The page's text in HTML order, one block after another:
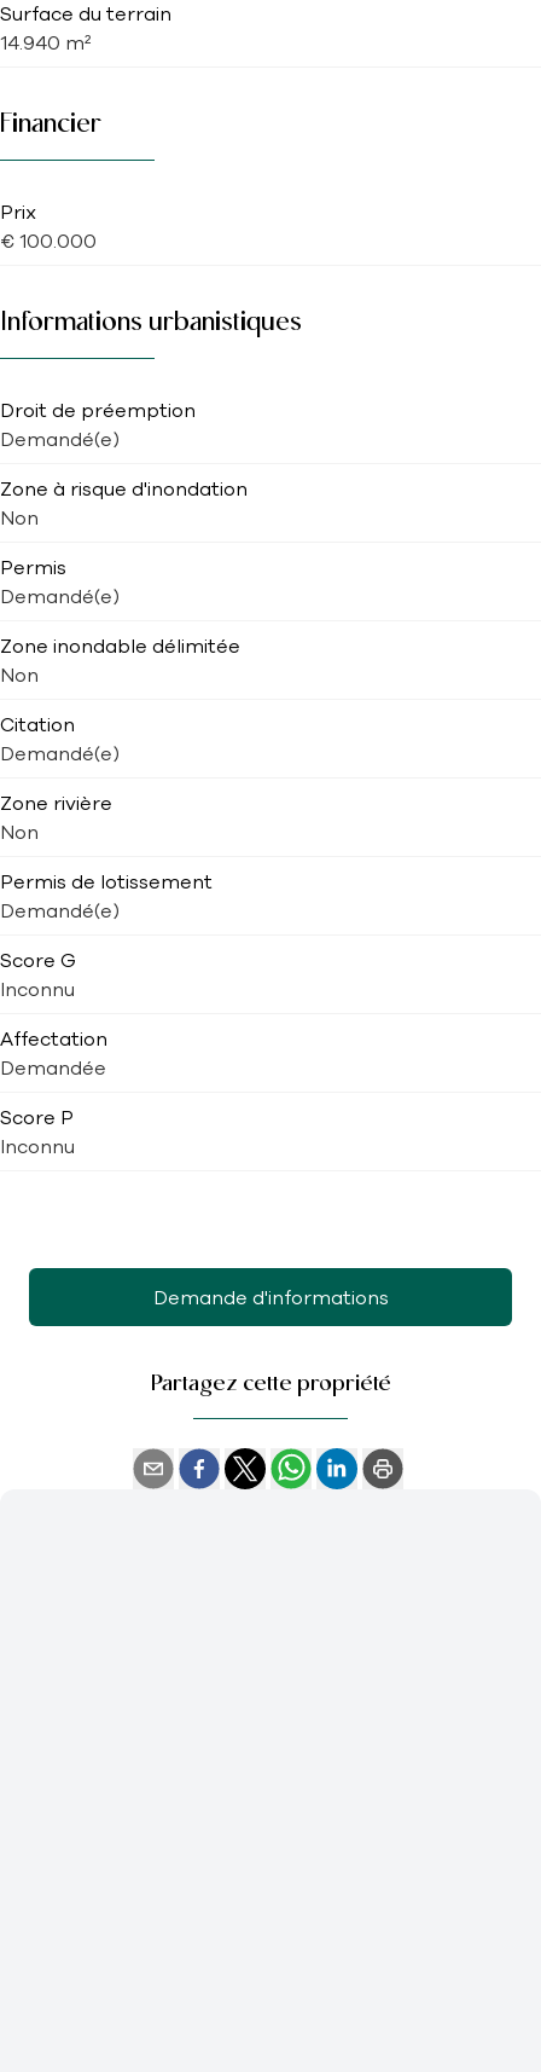
Surface du terrain
14.940 m²
Financier
Prix
€ 100.000
Informations urbanistiques
Droit de préemption
Demandé(e)
Zone à risque d'inondation
Non
Permis
Demandé(e)
Zone inondable délimitée
Non
Citation
Demandé(e)
Zone rivière
Non
Permis de lotissement
Demandé(e)
Score G
Inconnu
Affectation
Demandée
Score P
Inconnu
Demande d'informations
Partagez cette propriété